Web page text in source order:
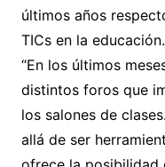
últimos años
TICs en la educación.
“En los últimos
distintos foros que
los salones de
allá de ser